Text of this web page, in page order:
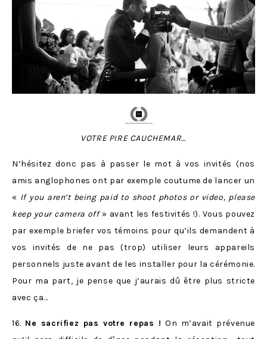
VOTRE PIRE CAUCHEMAR…
N’hésitez donc pas à passer le mot à vos invités (nos
amis anglophones ont par exemple coutume de lancer un
« If you aren’t being paid to shoot photos or video, please
keep your camera off» avant les festivités !). Vous pouvez
par exemple briefer vos témoins pour qu’ils demandent à
vos invités de ne pas (trop) utiliser leurs appareils
personnels juste avant de les installer pour la cérémonie.
Pour ma part, je pense que j’aurais dû être plus stricte
avec ça…
16. Ne sacrifiez pas votre repas ! On m’avait prévenue